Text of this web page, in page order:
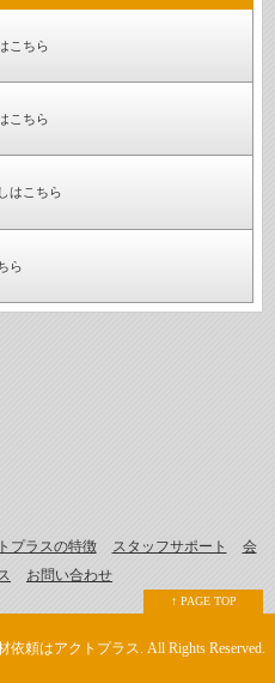
こちら
こちら
はこちら
ら
プラスの特徴 スタッフサポート
会
お問い合わせ
↑ PAGE TOP
頼はアクトプラス. All Rights Reserved.